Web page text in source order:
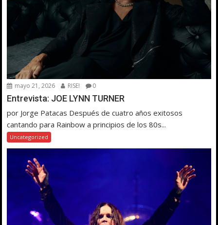
mayo 21, 2026 RISE! 0
Entrevista: JOE LYNN TURNER
por Jorge Patacas Después de cuatro años exitosos
cantando para Rainbow a principios de los 80s...
Uncategorized